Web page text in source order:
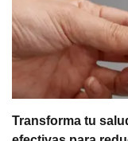
Transforma tu